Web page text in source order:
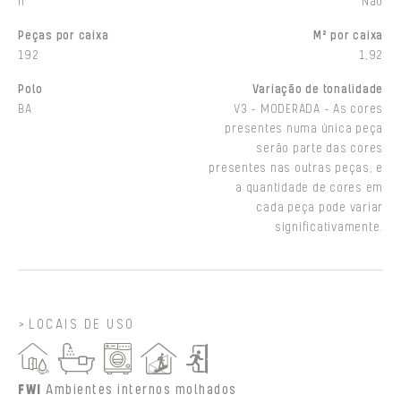
Peças por caixa
192
M² por caixa
1,92
Polo
BA
Variação de tonalidade
V3 - MODERADA - As cores
presentes numa única peça
serão parte das cores
presentes nas outras peças, e
a quantidade de cores em
cada peça pode variar
significativamente.
LOCAIS DE USO
FWI Ambientes internos molhados